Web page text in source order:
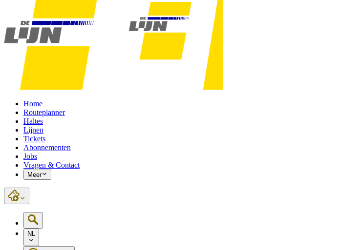
Home
Routeplanner
Haltes
Lijnen
Tickets
Abonnementen
Jobs
Vragen & Contact
Meer
NL